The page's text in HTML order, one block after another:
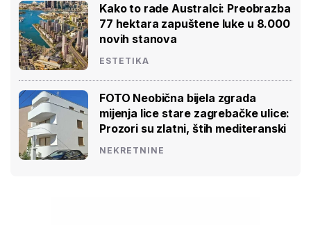
Kako to rade Australci: Preobrazba
77 hektara zapuštene luke u 8.000
novih stanova
ESTETIKA
FOTO Neobična bijela zgrada
mijenja lice stare zagrebačke ulice:
Prozori su zlatni, štih mediteranski
NEKRETNINE